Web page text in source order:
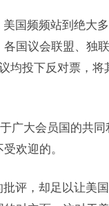
国频频站到绝大
国议会联盟、独
均投下反对票，将
广大会员国的共
欢迎的。
评，却足以让美